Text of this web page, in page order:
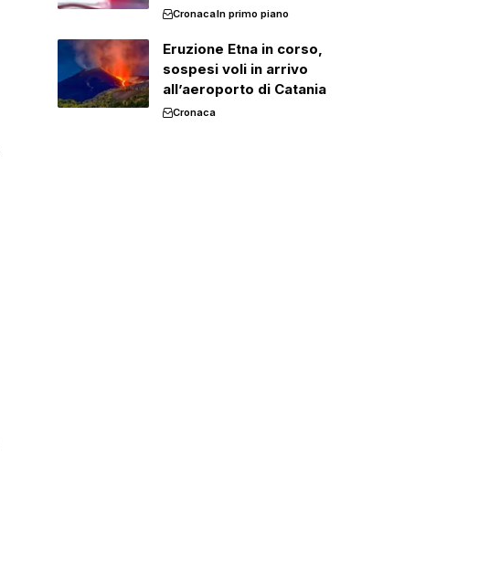
CronacaIn primo piano
Eruzione Etna in corso,
sospesi voli in arrivo
all’aeroporto di Catania
Cronaca